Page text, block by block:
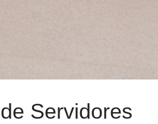
Servidores